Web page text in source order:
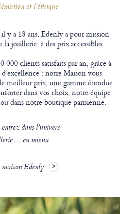
et l’éthique
y a 18 ans, Edenly a pour mission
joaillerie, à des prix accessibles.
clients satisfaits par an, grâce à
: notre Maison vous
meilleur prix, une gamme étendue
dans vos choix, notre équipe
dans notre boutique parisienne.
dans l’univers
en mieux.
Edenly